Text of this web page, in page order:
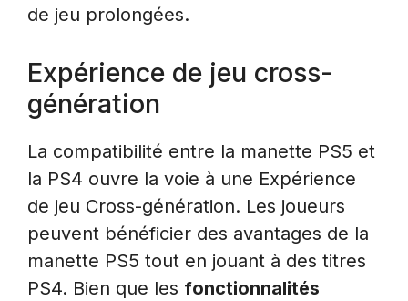
de jeu prolongées.
Expérience de jeu cross-
génération
La compatibilité entre la manette PS5 et
la PS4 ouvre la voie à une Expérience
de jeu Cross-génération. Les joueurs
peuvent bénéficier des avantages de la
manette PS5 tout en jouant à des titres
PS4. Bien que les fonctionnalités